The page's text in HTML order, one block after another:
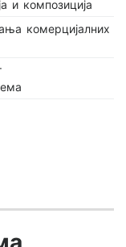
и композиција
комерцијалних